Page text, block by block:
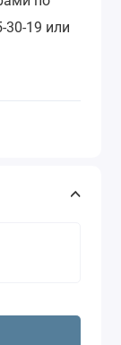
30-19 или